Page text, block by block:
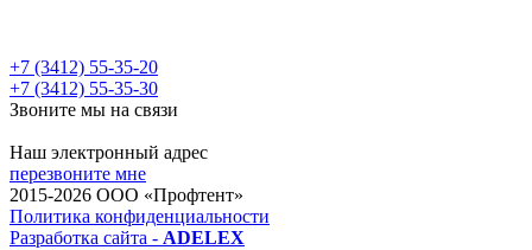
+7 (3412) 55-35-20
+7 (3412) 55-35-30
Звоните мы на связи
Наш электронный адрес
перезвоните мне
2015-2026 ООО «Профтент»
Политика конфиденциальности
Разработка сайта - ADELEX